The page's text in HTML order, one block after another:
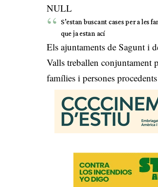
NULL
S’estan buscant cases per a les
que ja estan ací
Els ajuntaments de Sagunt i
Valls treballen conjuntament
famílies i persones